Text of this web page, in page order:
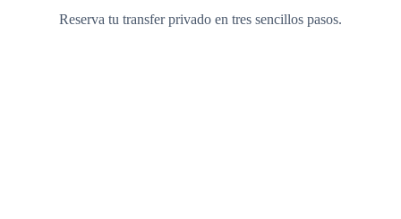
Reserva tu transfer privado en tres sencillos pasos.